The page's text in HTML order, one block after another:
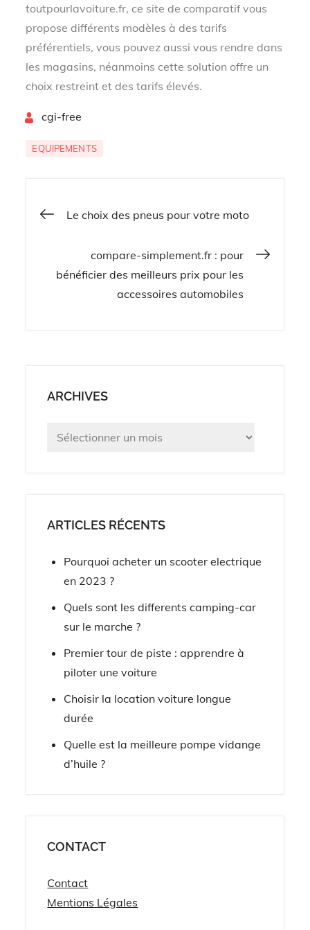
toutpourlavoiture.fr, ce site de comparatif vous
propose différents modèles à des tarifs
préférentiels, vous pouvez aussi vous rendre dans
les magasins, néanmoins cette solution offre un
choix restreint et des tarifs élevés.
cgi-free
EQUIPEMENTS
Navigation
l’article
Le choix des pneus pour votre moto
compare-simplement.fr : pour
bénéficier des meilleurs prix pour les
accessoires automobiles
ARCHIVES
Archives
ARTICLES RÉCENTS
Pourquoi acheter un scooter electrique
en 2023 ?
Quels sont les differents camping-car
sur le marche ?
Premier tour de piste : apprendre à
piloter une voiture
Choisir la location voiture longue
durée
Quelle est la meilleure pompe vidange
d’huile ?
CONTACT
Contact
Mentions Légales